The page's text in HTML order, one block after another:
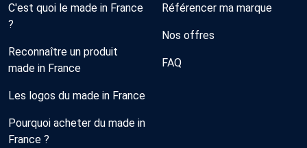
C'est quoi le made in France
?
Reconnaître un produit
made in France
Les logos du made in France
Pourquoi acheter du made in
France ?
Référencer ma marque
Nos offres
FAQ